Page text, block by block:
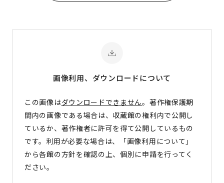
画像利用、ダウンロードについて
この画像はダウンロードできません。著作権保護期
間内の画像である場合は、収蔵館の権利内で公開し
ているか、著作権者に許可を得て公開しているもの
です。利用が必要な場合は、「画像利用について」
から各館の方針を確認の上、個別に申請を行ってく
ださい。